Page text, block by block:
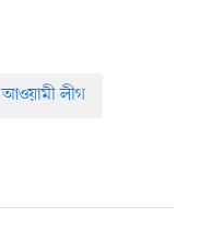
আওয়ামী লীগ